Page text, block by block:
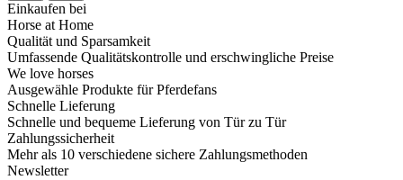
Einkaufen bei
Horse at Home
Qualität und Sparsamkeit
Umfassende Qualitätskontrolle und erschwingliche Preise
We love horses
Ausgewähle Produkte für Pferdefans
Schnelle Lieferung
Schnelle und bequeme Lieferung von Tür zu Tür
Zahlungssicherheit
Mehr als 10 verschiedene sichere Zahlungsmethoden
Newsletter